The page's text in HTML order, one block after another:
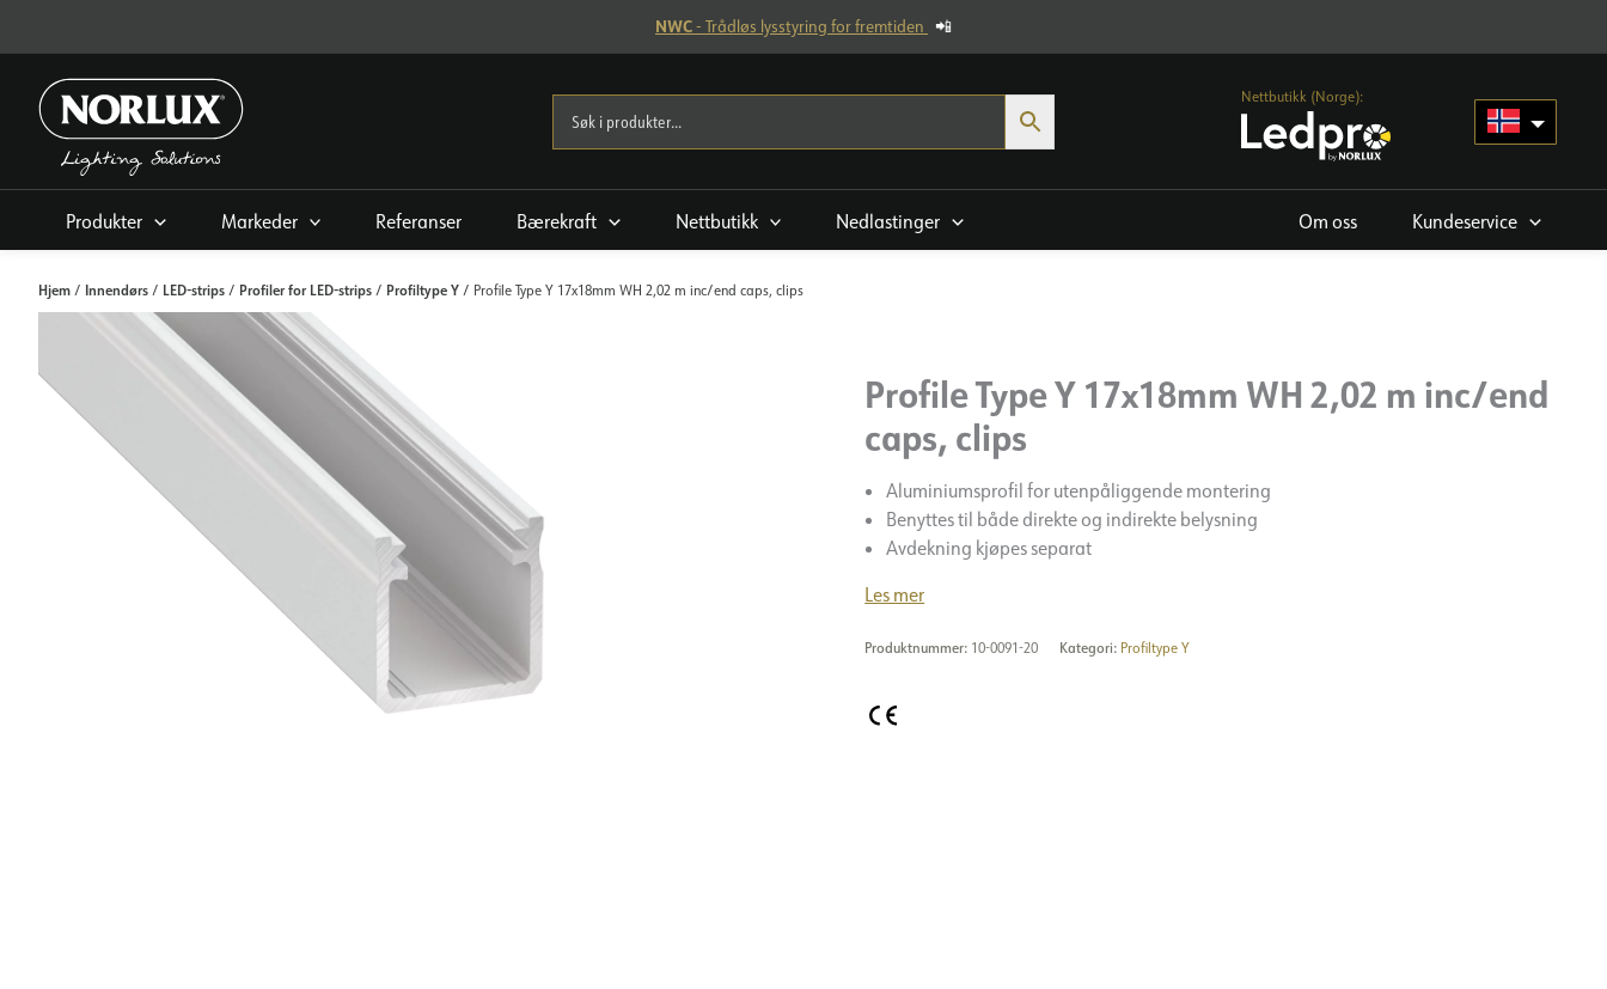
innholdet
NWC- Trådløs lysstyring for fremtiden 📲
Nettbutikk (Norge):
Produkter Markeder Referanser Bærekraft Nettbutikk Nedlastinger Om oss Kundeservice
Hjem / Innendørs / LED-strips / Profiler for LED-strips / Profiltype Y / Profile Type Y 17x18mm WH 2,02 m inc/end caps, clips
Profile Type Y 17x18mm WH 2,02 m inc/end
caps, clips
Aluminiumsprofil for utenpåliggende montering
Benyttes til både direkte og indirekte belysning
Avdekning kjøpes separat
Les mer
Produktnummer: 10-0091-20 Kategori: Profiltype Y